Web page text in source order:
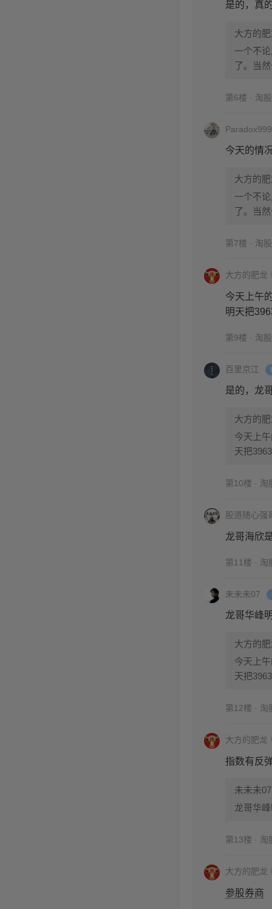
是的，真
大方的
一个不
了。当
第6楼 · 淘
Paradox999
今天的情
大方的
一个不
了。当
第7楼 · 淘
大方的肥龙
今天上午
明天把
第9楼 · 淘
百里京江
是的，龙
大方的
今天上
天把
第10楼 · 淘
股道随心强
龙哥海欣
第11楼 · 淘
未未未07
龙哥华峰
大方的
今天上
天把
第12楼 · 淘
大方的肥龙
指数有反
未未未07
龙哥华
第13楼 · 淘
大方的肥龙
参股券商